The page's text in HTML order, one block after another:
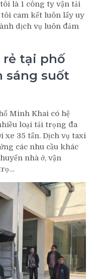
là 1 công ty vận tải
cam kết luôn lấy uy
dịch vụ luôn đảm
rẻ tại phố
sáng suốt
Minh Khai có hệ
loại tải trọng đa
xe 35 tấn. Dịch vụ taxi
các nhu cầu khác
nhà ở, vận